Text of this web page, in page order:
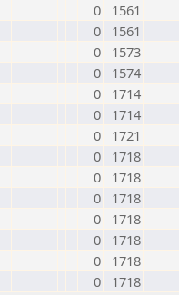
0
1561
0
1561
0
1573
0
1574
0
1714
0
1714
0
1721
0
1718
0
1718
0
1718
0
1718
0
1718
0
1718
0 1718